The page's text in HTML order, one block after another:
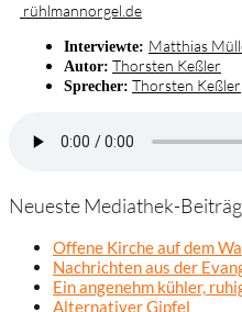
rühlmannorgel.de
Interviewte: Matthias
Autor: Thorsten Keßler
Sprecher: Thorsten Keßler
Neueste Mediathek-
Offene Kirche auf dem
Nachrichten aus der
Ein angenehm kühler,
Alternativer Gipfel